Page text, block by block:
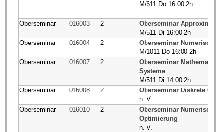
M/611 Do 16:00 2h
Oberseminar 016003 2
Oberseminar
M/511 Di 16:00 2h
Oberseminar
016004 2
Oberseminar Numerische
M/1011 Do 16:00 2h
Oberseminar
016007 2
Oberseminar
Systeme
M/511 Di 14:00 2h
Oberseminar
016008 2
Oberseminar Diskrete
n. V.
Oberseminar
016010 2
Oberseminar Numerische
Optimierung
n. V.